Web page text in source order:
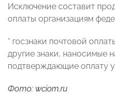
Исключение составит
оплаты организациям
* госзнаки почтовой
другие знаки, наносимые
подтверждающие оплату
Фото: wciom.ru